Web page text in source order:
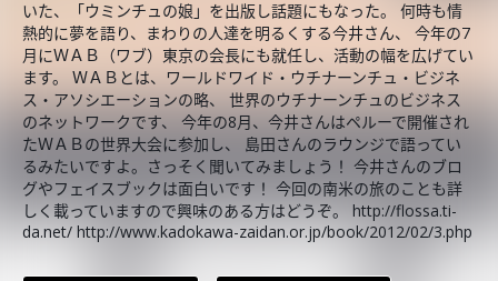
いた、「ウミンチュの娘」を出版し話題にもなった。 何時も情
熱的に夢を語り、まわりの人達を明るくする今井さん、 今年の7
月にＷＡＢ（ワブ）東京の会長にも就任し、活動の幅を広げてい
ます。 ＷＡＢとは、ワールドワイド・ウチナーンチュ・ビジネ
ス・アソシエーションの略、 世界のウチナーンチュのビジネス
のネットワークです、 今年の8月、今井さんはペルーで開催され
たＷＡＢの世界大会に参加し、 島田さんのラウンジで語ってい
るみたいですよ。さっそく聞いてみましょう！ 今井さんのブロ
グやフェイスブックは面白いです！ 今回の南米の旅のことも詳
しく載っていますので興味のある方はどうぞ。 http://flossa.ti-
da.net/ http://www.kadokawa-zaidan.or.jp/book/2012/02/3.php